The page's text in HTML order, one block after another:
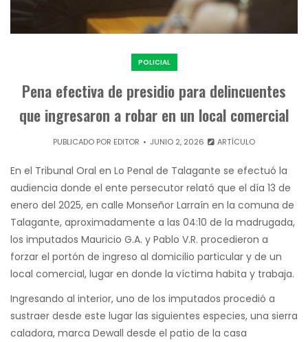
POLICIAL
Pena efectiva de presidio para delincuentes
que ingresaron a robar en un local comercial
PUBLICADO POR EDITOR JUNIO 2, 2026 ARTÍCULO
En el Tribunal Oral en Lo Penal de Talagante se efectuó la
audiencia donde el ente persecutor relató que el día 13 de
enero del 2025, en calle Monseñor Larraín en la comuna de
Talagante, aproximadamente a las 04:10 de la madrugada,
los imputados Mauricio G.A. y Pablo V.R. procedieron a
forzar el portón de ingreso al domicilio particular y de un
local comercial, lugar en donde la víctima habita y trabaja.
Ingresando al interior, uno de los imputados procedió a
sustraer desde este lugar las siguientes especies, una sierra
caladora, marca Dewall desde el patio de la casa